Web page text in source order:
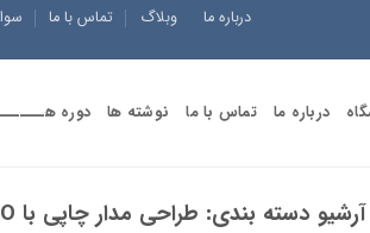
درباره ما وبلاگ تماس با ما
درباره ما تماس با ما نوشته ها دوره
آرشیو دسته بندی: طراحی مدار چاپی با ALLEGRO